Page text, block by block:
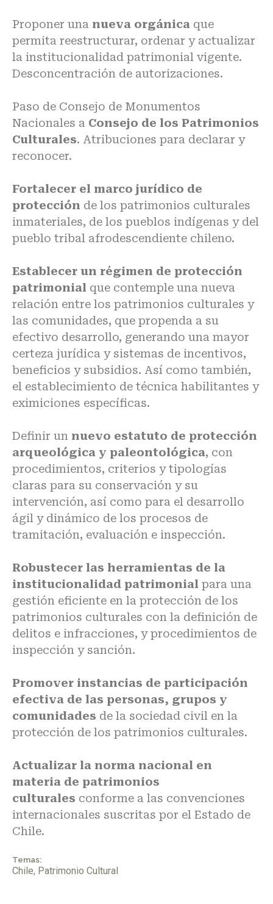
Proponer una nueva orgánica que
permita reestructurar, ordenar y actualizar
la institucionalidad patrimonial vigente.
Desconcentración de autorizaciones.
Paso de Consejo de Monumentos
Nacionales a Consejo de los Patrimonios
Culturales. Atribuciones para declarar y
reconocer.
Fortalecer el marco jurídico de
protección de los patrimonios culturales
inmateriales, de los pueblos indígenas y del
pueblo tribal afrodescendiente chileno.
Establecer un régimen de protección
patrimonial que contemple una nueva
relación entre los patrimonios culturales y
las comunidades, que propenda a su
efectivo desarrollo, generando una mayor
certeza jurídica y sistemas de incentivos,
beneficios y subsidios. Así como también,
el establecimiento de técnica habilitantes y
eximiciones específicas.
Definir un nuevo estatuto de protección
arqueológica y paleontológica, con
procedimientos, criterios y tipologías
claras para su conservación y su
intervención, así como para el desarrollo
ágil y dinámico de los procesos de
tramitación, evaluación e inspección.
Robustecer las herramientas de la
institucionalidad patrimonial para una
gestión eficiente en la protección de los
patrimonios culturales con la definición de
delitos e infracciones, y procedimientos de
inspección y sanción.
Promover instancias de participación
efectiva de las personas, grupos y
comunidades de la sociedad civil en la
protección de los patrimonios culturales.
Actualizar la norma nacional en
materia de patrimonios
culturales conforme a las convenciones
internacionales suscritas por el Estado de
Chile.
Temas:
Chile, Patrimonio Cultural